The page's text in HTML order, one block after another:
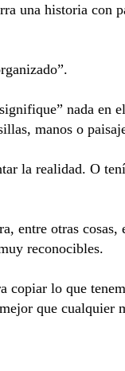
una historia con
nada en
manos o
la realidad. O
entre otras
reconocibles.
copiar lo que
que cualquier